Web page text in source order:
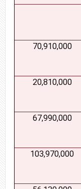
70,910,000
20,810,000
67,990,000
103,970,000